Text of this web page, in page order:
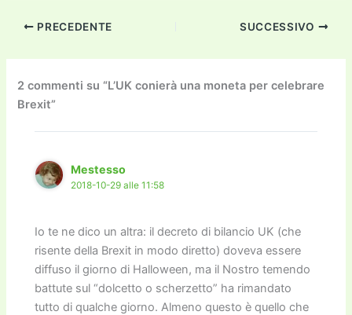
c
b
o
o
k
itt ai
d
o
a
m
p
y
Li
n
k
dI
n
n
vi
di
PRECEDENTE SUCCESSIVO
2 commenti su “L’UK conierà una moneta per celebrare
Brexit”
Mestesso
2018-10-29 alle 11:58
Io te ne dico un altra: il decreto di bilancio UK (che
risente della Brexit in modo diretto) doveva essere
diffuso il giorno di Halloween, ma il Nostro temendo
battute sul “dolcetto o scherzetto” ha rimandato
tutto di qualche giorno. Almeno questo è quello che